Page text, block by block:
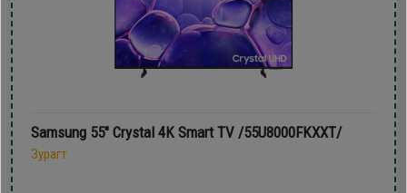
Samsung 55" Crystal 4K Smart TV /55U8000FKXXT/
Зурагт